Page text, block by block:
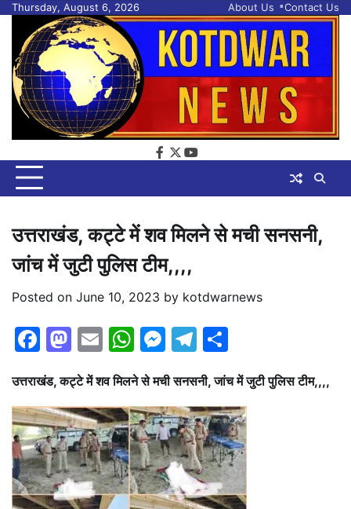
Skip
content
Thursday, August 6, 2026 About Us Contact Us
facebook
twitter
youtube
उत्तराखंड, कट्टे में शव मिलने से मची सनसनी,
जांच में जुटी पुलिस टीम,,,,
Posted on June 10, 2023 by kotdwarnews
Facebook
Mastodon
EmailWhatsApp
Messenger
Telegram
उत्तराखंड, कट्टे में शव मिलने से मची सनसनी, जांच में जुटी पुलिस टीम,,,,